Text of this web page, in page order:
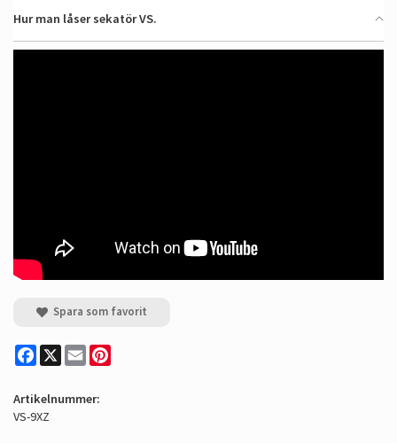
Hur man låser sekatör VS.
Spara som favorit
Facebook
X Email
Artikelnummer:
VS-9XZ